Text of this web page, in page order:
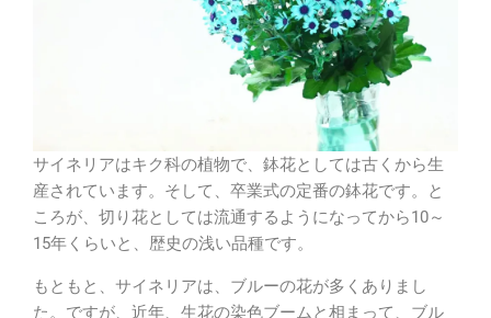
サイネリアはキク科の植物で、鉢花としては古くから生
産されています。そして、卒業式の定番の鉢花です。と
ころが、切り花としては流通するようになってから10～
15年くらいと、歴史の浅い品種です。
もともと、サイネリアは、ブルーの花が多くありまし
た。ですが、近年、生花の染色ブームと相まって、ブル